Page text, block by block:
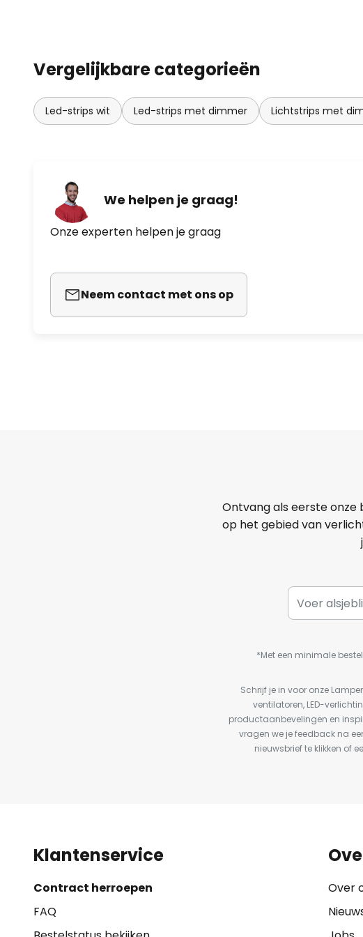
- bedienbaar met geschikte
internettoegang (zie accessoires)
Vergelijkbare categorieën
Led-strips wit Led-strips met dimmer Lichtstrips met
We helpen je graag!
Onze experten helpen je graag
Neem contact met ons op
Ontvang als eerste onze
op het gebied van
*Met een minimale
Schrijf je in voor onze
ventilatoren, LED-
productaanbevelingen en
vragen we je feedback na
nieuwsbrief te klikken of
Klantenservice
Contract herroepen
FAQ
Over